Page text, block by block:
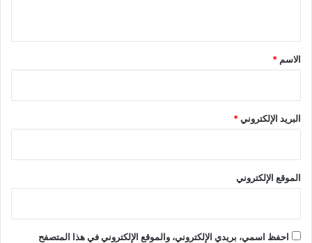
*
الاسم *
البريد الإلكتروني*
الموقع الإلكتروني
احفظ اسمي، بريدي الإلكتروني، والموقع الإلكتروني في هذا المتصفح